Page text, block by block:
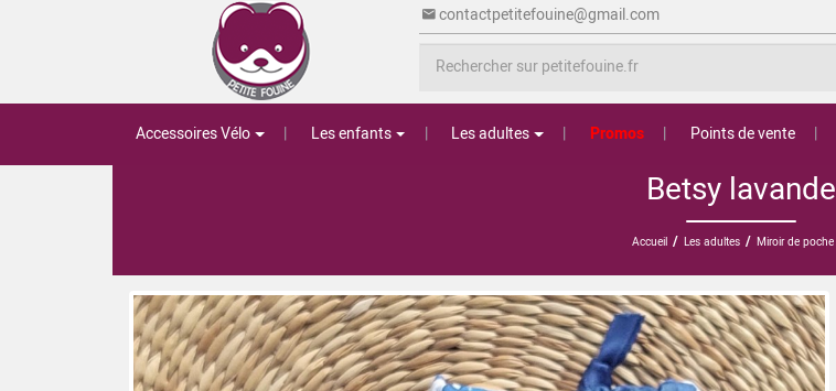
contactpetitefouine@gmail.com
Accessoires Vélo Les enfants Les adultes Promos Points de vente
Betsy lavande
Accueil / Les adultes / Miroir de poche